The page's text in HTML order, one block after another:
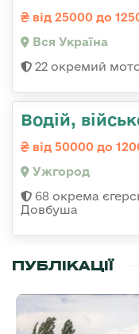
від 25000 до
Вся Україна
22 окремий
Водій,
від 50000 до
Ужгород
68 окрема
Довбуша
ПУБЛІКАЦІЇ